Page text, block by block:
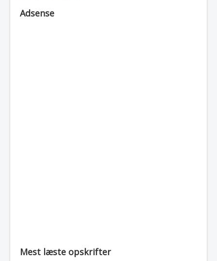
Adsense
Mest læste opskrifter